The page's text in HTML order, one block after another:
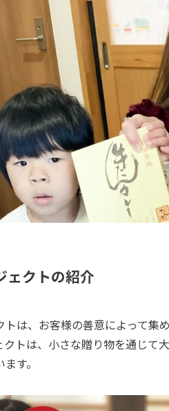
ェクトの紹介
トは、お客様の善意によって集
クトは、小さな贈り物を通じて
す。